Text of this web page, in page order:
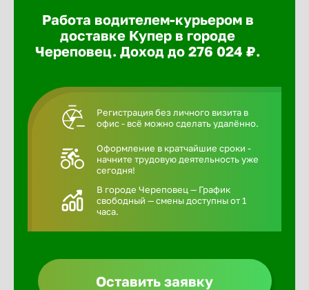
Работа водителем-курьером в
доставке Купер в городе
Череповец. Доход до 276 024 ₽.
Регистрация без личного визита в
офис - всё можно сделать удалённо.
Оформление в кратчайшие сроки -
начните трудовую деятельность уже
сегодня!
В городе Череповец — График
свободный — смены доступны от 1
часа.
Оставить заявку